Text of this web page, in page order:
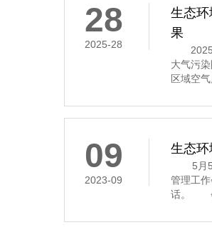
28
2025-28
生态
果
2025
大气污
区域空
示,7 月
其中,京
09
2023-09
生态
5月5日
管理工
话。 会
安全,多